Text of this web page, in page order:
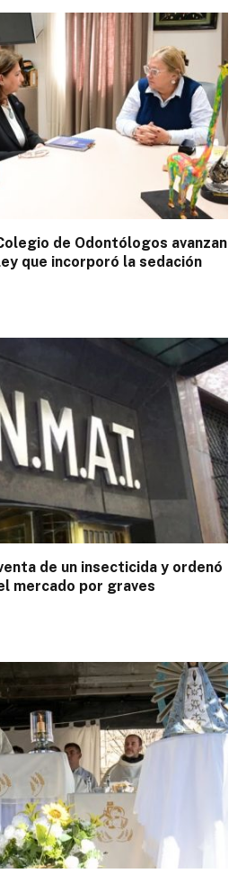
de Odontólogos avanzan
que incorporó la sedación
de un insecticida y ordenó
mercado por graves